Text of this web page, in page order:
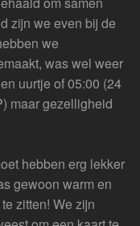
zijn we even bij de
we
was wel weer
uurtje of 05:00 (24
maar gezelligheid
hebben erg lekker
gewoon warm en
zitten! We zijn